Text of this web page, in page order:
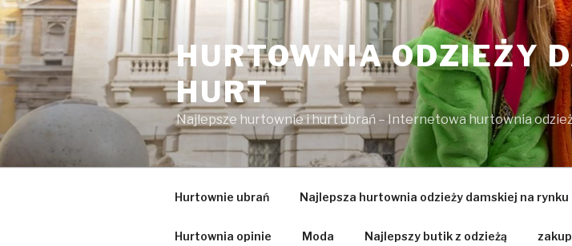
Przejdź
do
treści
HURTOWNIA ODZIEŻY
HURT
Najlepsze hurtownie i hurt ubrań – Internetowa hurtownia
Hurtownie ubrań Najlepsza hurtownia odzieży damskiej na rynku
Hurtownia opinie Moda Najlepszy butik z odzieżą